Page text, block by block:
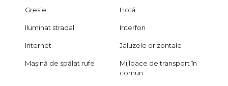
Gresie Hotă
Iluminat stradal Interfon
Internet Jaluzele orizontale
Mașină de spălat rufe
Mijloace de transport în
comun